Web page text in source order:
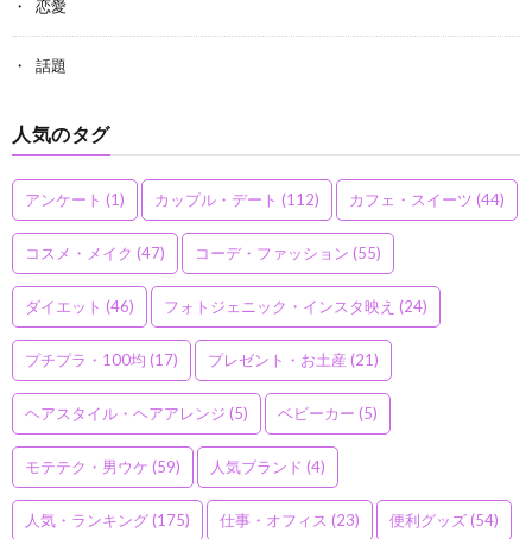
恋愛
話題
人気のタグ
アンケート (1) カップル・デート (112) カフェ・スイーツ (44)
コスメ・メイク (47) コーデ・ファッション (55)
ダイエット (46) フォトジェニック・インスタ映え (24)
プチプラ・100均 (17) プレゼント・お土産 (21)
ヘアスタイル・ヘアアレンジ (5) ベビーカー (5)
モテテク・男ウケ (59) 人気ブランド (4)
人気・ランキング(175) 仕事・オフィス (23) 便利グッズ(54)